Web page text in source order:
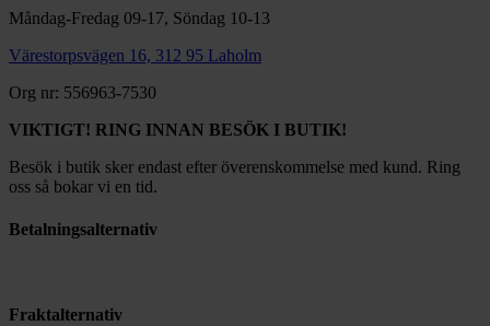
Måndag-Fredag 09-17, Söndag 10-13
Värestorpsvägen 16, 312 95 Laholm
Org nr: 556963-7530
VIKTIGT! RING INNAN BESÖK I BUTIK!
Besök i butik sker endast efter överenskommelse med kund. Ring
oss så bokar vi en tid.
Betalningsalternativ
Fraktalternativ